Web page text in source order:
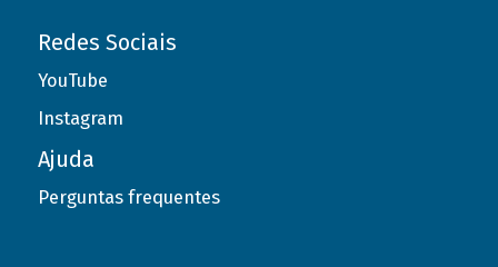
Redes Sociais
YouTube
Instagram
Ajuda
Perguntas frequentes